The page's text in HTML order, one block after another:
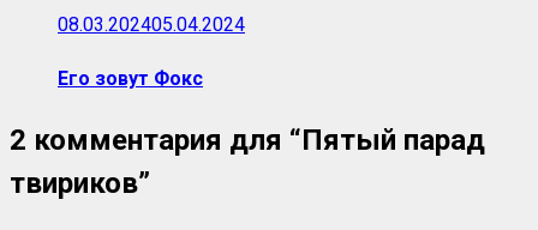
08.03.202405.04.2024
Его зовут Фокс
2 комментария для “Пятый парад
твириков”